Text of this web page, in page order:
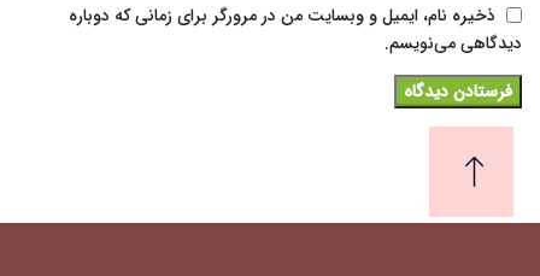
ذخیره نام، ایمیل و وبسایت من در مرورگر برای زمانی که دوباره
دیدگاهی می‌نویسم.